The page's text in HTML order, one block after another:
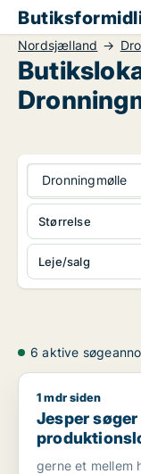
Nordsjælland
Dronningmølle
Leje/salg
Størrelse
6 aktive
Jesper søger
1 mdr siden
Jesper
gerne et mellem